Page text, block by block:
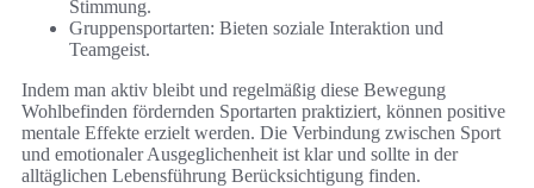
Stimmung.
Gruppensportarten: Bieten soziale Interaktion und
Teamgeist.
Indem man aktiv bleibt und regelmäßig diese Bewegung
Wohlbefinden fördernden Sportarten praktiziert, können positive
mentale Effekte erzielt werden. Die Verbindung zwischen Sport
und emotionaler Ausgeglichenheit ist klar und sollte in der
alltäglichen Lebensführung Berücksichtigung finden.